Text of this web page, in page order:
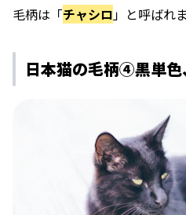
毛柄は「チャシロ」と呼ばれま
日本猫の毛柄④黒単